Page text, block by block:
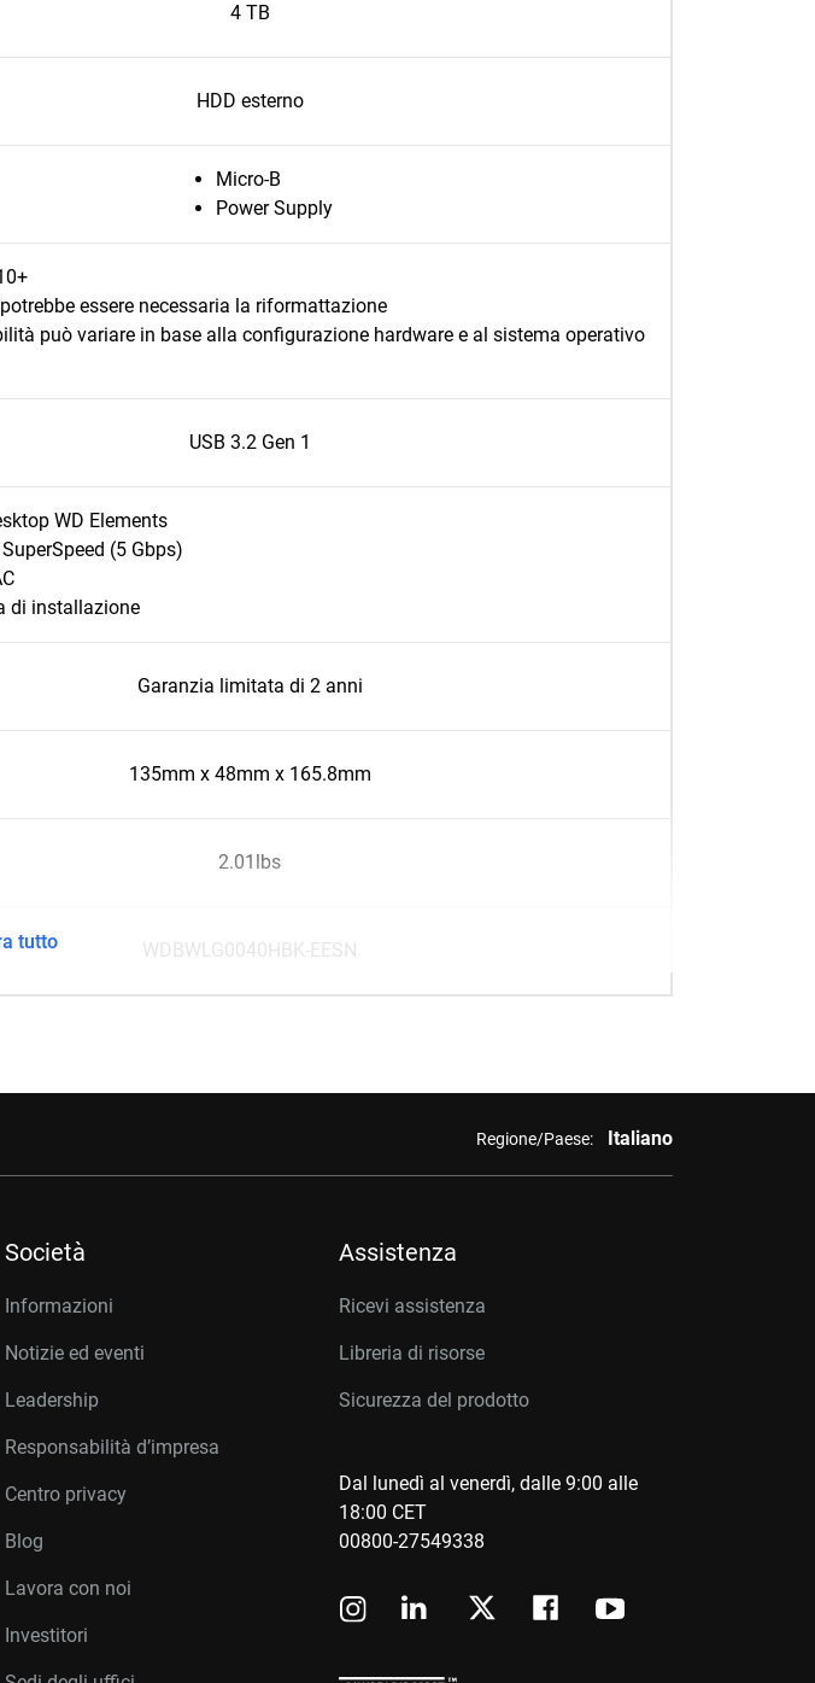
4 TB
HDD esterno
Micro-B
Power Supply
essere necessaria la riformattazione
può variare in base alla configurazione hardware e al sistema operativo
USB 3.2 Gen 1
WD Elements
(5 Gbps)
di installazione
Garanzia limitata di 2 anni
135mm x 48mm x 165.8mm
2.01lbs
WDBWLG0040HBK-EESN
tutto
Regione/Paese: Italiano
Società
Informazioni
Notizie ed eventi
Leadership
Responsabilità d’impresa
Centro privacy
Blog
Lavora con noi
Investitori
Assistenza
Ricevi assistenza
Libreria di risorse
Sicurezza del prodotto
Dal lunedì al venerdì, dalle 9:00 alle
18:00 CET
00800-27549338